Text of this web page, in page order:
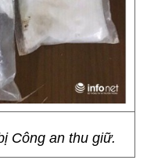
Công an thu giữ.